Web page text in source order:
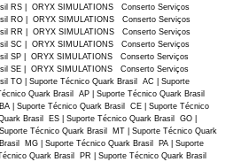
RS | ORYX SIMULATIONS Conserto Serviços
RO | ORYX SIMULATIONS Conserto Serviços
RR | ORYX SIMULATIONS Conserto Serviços
SC | ORYX SIMULATIONS Conserto Serviços
SP | ORYX SIMULATIONS Conserto Serviços
SE | ORYX SIMULATIONS Conserto Serviços
TO | Suporte Técnico Quark Brasil AC | Suporte
Quark Brasil AP | Suporte Técnico Quark Brasil
| Suporte Técnico Quark Brasil CE | Suporte Técnico
Brasil ES | Suporte Técnico Quark Brasil GO |
Técnico Quark Brasil MT | Suporte Técnico Quark
MG | Suporte Técnico Quark Brasil PA | Suporte
Quark Brasil PR | Suporte Técnico Quark Brasil